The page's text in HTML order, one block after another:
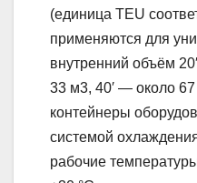
(единица TEU
применяются для
внутренний объём
33 м3, 40′ — около
контейнеры
системой
рабочие